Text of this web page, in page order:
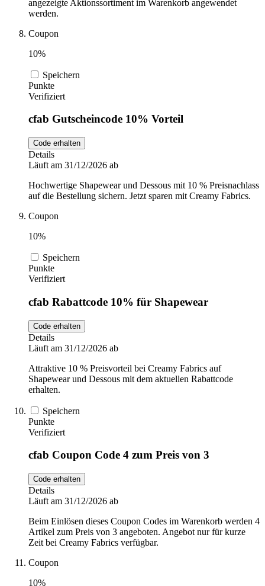
angezeigte Aktionssortiment im Warenkorb angewendet
werden.
Coupon
10%
Speichern
Punkte
Verifiziert
cfab Gutscheincode 10% Vorteil
Code erhalten
Details
Läuft am 31/12/2026 ab
Hochwertige Shapewear und Dessous mit 10 % Preisnachlass
auf die Bestellung sichern. Jetzt sparen mit Creamy Fabrics.
Coupon
10%
Speichern
Punkte
Verifiziert
cfab Rabattcode 10% für Shapewear
Code erhalten
Details
Läuft am 31/12/2026 ab
Attraktive 10 % Preisvorteil bei Creamy Fabrics auf
Shapewear und Dessous mit dem aktuellen Rabattcode
erhalten.
Speichern
Punkte
Verifiziert
cfab Coupon Code 4 zum Preis von 3
Code erhalten
Details
Läuft am 31/12/2026 ab
Beim Einlösen dieses Coupon Codes im Warenkorb werden 4
Artikel zum Preis von 3 angeboten. Angebot nur für kurze
Zeit bei Creamy Fabrics verfügbar.
Coupon
10%